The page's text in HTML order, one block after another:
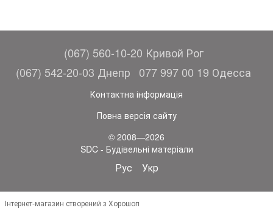
(067) 560-10-20 Кривой Рог
(067) 542-20-03 Днепр
077 997 00 19 Одесса
Контактна інформація
Повна версія сайту
© 2008—2026
SDC - Будівельні матеріали
Рус Укр
Інтернет-магазин створений з Хорошоп